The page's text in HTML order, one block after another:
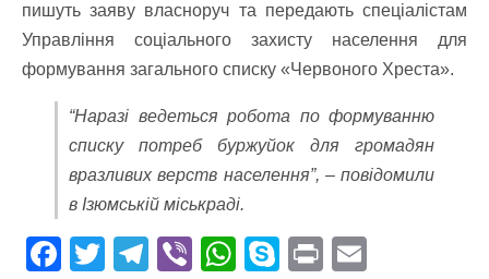
пишуть заяву власноруч та передають спеціалістам
Управління соціального захисту населення для
формування загального списку «Червоного Хреста».
“Наразі ведеться робота по формуванню
списку потреб буржуйок для громадян
вразливих верств населення”, – повідомили
в Ізюмській міськраді.
F T T Vi W S Pr